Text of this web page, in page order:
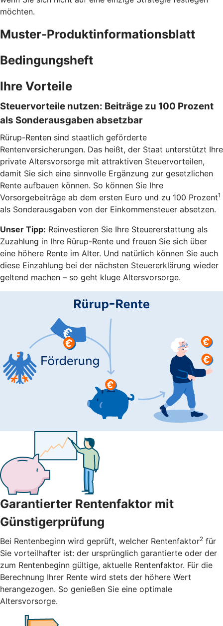
möchten.
Muster-Produktinformationsblatt
Bedingungsheft
Ihre Vorteile
Steuervorteile nutzen: Beiträge zu 100 Prozent
als Sonderausgaben absetzbar
Rürup-Renten sind staatlich geförderte
Rentenversicherungen. Das heißt, der Staat unterstützt Ihre
private Altersvorsorge mit attraktiven Steuervorteilen,
damit Sie sich eine sinnvolle Ergänzung zur gesetzlichen
Rente aufbauen können. So können Sie Ihre
Vorsorgebeiträge ab dem ersten Euro und zu 100 Prozent1
als Sonderausgaben von der Einkommensteuer absetzen.
Unser Tipp: Reinvestieren Sie Ihre Steuererstattung als
Zuzahlung in Ihre Rürup-Rente und freuen Sie sich über
eine höhere Rente im Alter. Und natürlich können Sie auch
diese Einzahlung bei der nächsten Steuererklärung wieder
geltend machen – so geht kluge Altersvorsorge.
Garantierter Rentenfaktor mit
Günstigerprüfung
Bei Rentenbeginn wird geprüft, welcher Rentenfaktor2 für
Sie vorteilhafter ist: der ursprünglich garantierte oder der
zum Rentenbeginn gültige, aktuelle Rentenfaktor. Für die
Berechnung Ihrer Rente wird stets der höhere Wert
herangezogen. So genießen Sie eine optimale
Altersvorsorge.